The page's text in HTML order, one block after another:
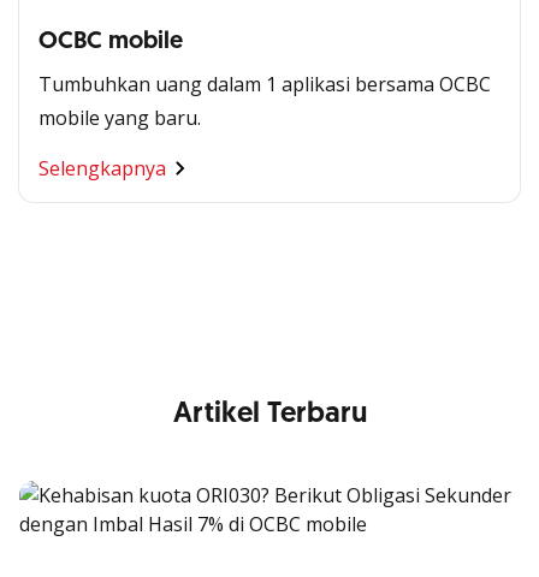
OCBC mobile
Tumbuhkan uang dalam 1 aplikasi bersama OCBC
mobile yang baru.
Selengkapnya
Segala Kemudahan Ada
di Satu Genggaman
Artikel Terbaru